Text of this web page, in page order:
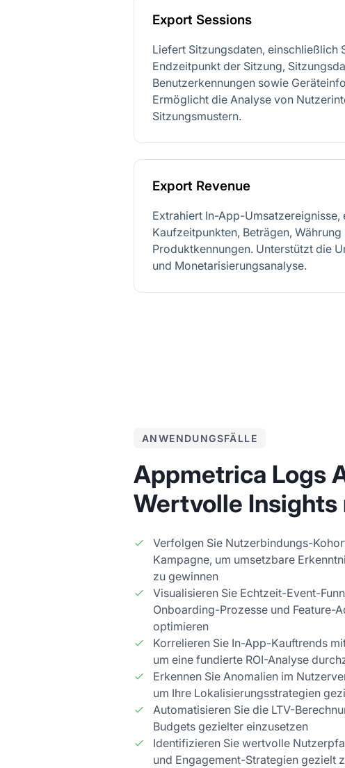
Export Sessions
Liefert Sitzungsdaten, einschließlich
Endzeitpunkt der Sitzung,
Benutzerkennungen sowie
Ermöglicht die Analyse von
Sitzungsmustern.
Export Revenue
Extrahiert In-App-Umsatzereignisse,
Kaufzeitpunkten, Beträgen, Währung
Produktkennungen. Unterstützt die
und Monetarisierungsanalyse.
ANWENDUNGSFÄLLE
Appmetrica Logs
Wertvolle Insights
Verfolgen Sie Nutzerbindungs-
Kampagne, um umsetzbare
zu gewinnen
Visualisieren Sie Echtzeit-Event-
Onboarding-Prozesse und Feature-
optimieren
Korrelieren Sie In-App-Kauftrends
um eine fundierte ROI-Analyse
Erkennen Sie Anomalien im
um Ihre Lokalisierungsstrategien
Automatisieren Sie die LTV-
Budgets gezielter einzusetzen
Identifizieren Sie wertvolle
und Engagement-Strategien gezielt